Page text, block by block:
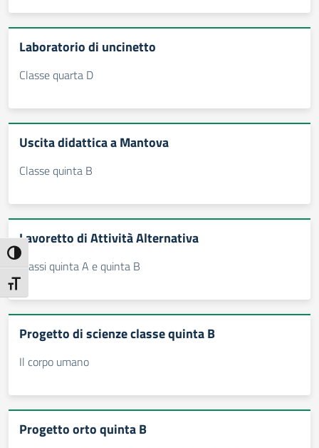
Attiva/disattiva alto contrasto
Attiva/disattiva dimensione testo
Laboratorio di uncinetto
Classe quarta D
Uscita didattica a Mantova
Classe quinta B
Lavoretto di Attività Alternativa
Classi quinta A e quinta B
Progetto di scienze classe quinta B
Il corpo umano
Progetto orto quinta B